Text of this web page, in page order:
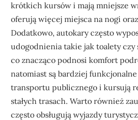
krótkich kursów i mają mniejsze
oferują więcej miejsca na nogi
Dodatkowo, autokary często
udogodnienia takie jak toalety czy
co znacząco podnosi komfort
natomiast są bardziej
transportu publicznego i kursują
stałych trasach. Warto również
często obsługują wyjazdy